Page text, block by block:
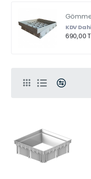
KDV
690,00